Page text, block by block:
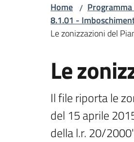
Home /
8.1.01 -
Le zonizzazioni del
Le
Il file riporta le
del 15 aprile
della l.r. 20/